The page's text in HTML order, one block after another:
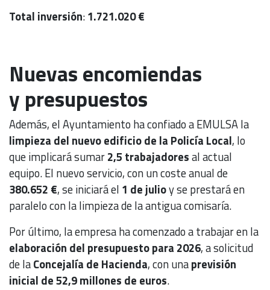
Total inversión:1.721.020 €
Nuevas encomiendas
y presupuestos
Además, el Ayuntamiento ha confiado a EMULSA la
limpieza del nuevo edificio de la Policía Local, lo
que implicará sumar2,5 trabajadoresal actual
equipo. El nuevo servicio, con un coste anual de
380.652 €, se iniciará el 1 de julioy se prestará en
paralelo con la limpieza de la antigua comisaría.
Por último, la empresa ha comenzado a trabajar en la
elaboración del presupuesto para 2026, a solicitud
de laConcejalía de Hacienda, con unaprevisión
inicial de 52,9 millones de euros.